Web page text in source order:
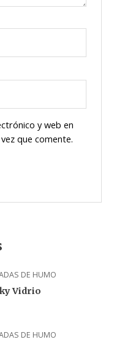
y web en
que comente.
DE HUMO
Vidrio
DE HUMO